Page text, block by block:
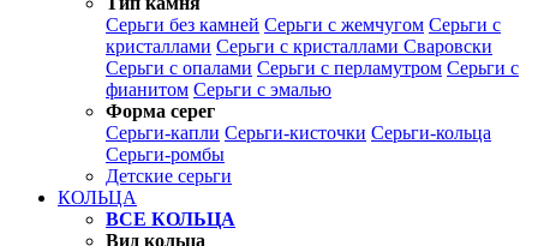
Серьги без камней Серьги с жемчугом Серьги с
кристаллами Серьги с кристаллами Сваровски
Серьги с опалами Серьги с перламутром Серьги с
фианитом Серьги с эмалью
Форма серег
Серьги-капли Серьги-кисточки Серьги-кольца
Серьги-ромбы
Детские серьги
КОЛЬЦА
ВСЕ КОЛЬЦА
Вид кольца